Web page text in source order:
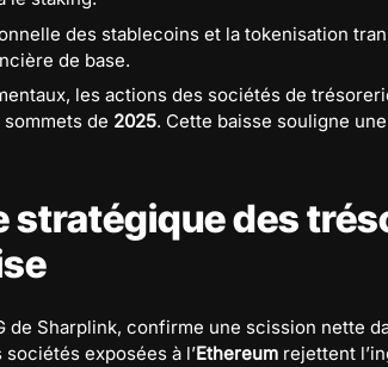
des stablecoins et la tokenisation
de base.
les actions des sociétés de
de 2025. Cette baisse souligne
stratégique des
de Sharplink, confirme une scission nette
exposées à l’Ethereum rejettent